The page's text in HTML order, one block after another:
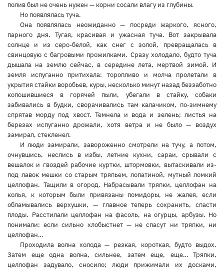
полив был не очень нужен — корни сосали влагу из глубины.
Но появлялась туча.
Она появлялась неожиданно — посреди жаркого, ясного,
парного дня. Тугая, красивая и ужасная туча. Вот закрывала
солнце и из серо-белой, как снег с золой, превращалась в
свинцовую с багровыми прожилками. Сразу холодало, будто туча
дышала на землю сейчас, в середине лета, мертвой зимой. И
земля испуганно притихала: торопливо и молча пролетали в
укрытия стайки воробьев, куры, несколько минут назад беззаботно
копошившиеся в горячей пыли, убегали в стайку, собаки
забивались в будки, сворачивались там калачиком, по-зимнему
спрятав морду под хвост. Темнела и вода и зелень; листья на
березах испуганно дрожали, хотя ветра и не было — воздух
замирал, стекленел.
И люди замирали, завороженно смотрели на тучу, а потом,
очнувшись, неслись в избы, летние кухни, сараи, срывали с
вешалок и гвоздей рабочие куртки, штормовки, вытаскивали из-
под лавок мешки со старым тряпьем, лопатиной, мутный ломкий
целлофан. Тащили в огород. Набрасывали тряпки, целлофан на
колья, к которым были привязаны помидоры, не жалея, если
обламывались верхушки, — главное теперь сохранить, спасти
плоды. Расстилали целлофан на фасоль, на огурцы, арбузы. Но
понимали: если сильно хлобыстнет — не спасут ни тряпки, ни
целлофан…
Проходила волна холода — резкая, короткая, будто выдох.
Затем еще одна волна, сильнее, затем еще, еще… Тряпки,
целлофан задувало, сносило; люди прижимали их досками,